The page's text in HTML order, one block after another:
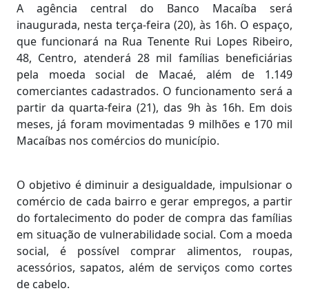
A agência central do Banco Macaíba será
inaugurada, nesta terça-feira (20), às 16h. O espaço,
que funcionará na Rua Tenente Rui Lopes Ribeiro,
48, Centro, atenderá 28 mil famílias beneficiárias
pela moeda social de Macaé, além de 1.149
comerciantes cadastrados. O funcionamento será a
partir da quarta-feira (21), das 9h às 16h. Em dois
meses, já foram movimentadas 9 milhões e 170 mil
Macaíbas nos comércios do município.
O objetivo é diminuir a desigualdade, impulsionar o
comércio de cada bairro e gerar empregos, a partir
do fortalecimento do poder de compra das famílias
em situação de vulnerabilidade social. Com a moeda
social, é possível comprar alimentos, roupas,
acessórios, sapatos, além de serviços como cortes
de cabelo.